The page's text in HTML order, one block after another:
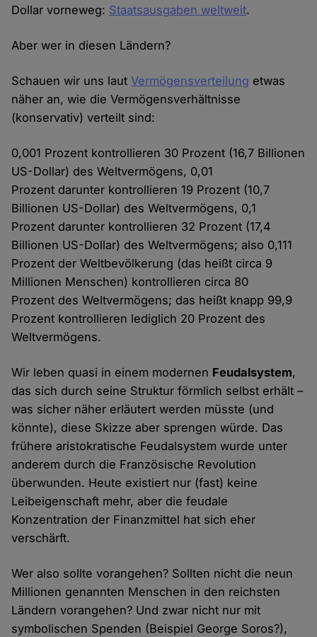
Dollar vorneweg: Staatsausgaben weltweit.
Aber wer in diesen Ländern?
Schauen wir uns lautVermögensverteilung etwas
näher an, wie die Vermögensverhältnisse
(konservativ) verteilt sind:
0,001 Prozent kontrollieren 30 Prozent (16,7 Billionen
US-Dollar) des Weltvermögens, 0,01
Prozent darunter kontrollieren 19 Prozent (10,7
Billionen US-Dollar) des Weltvermögens, 0,1
Prozent darunter kontrollieren 32 Prozent (17,4
Billionen US-Dollar) des Weltvermögens; also 0,111
Prozent der Weltbevölkerung (das heißt circa 9
Millionen Menschen) kontrollieren circa 80
Prozent des Weltvermögens; das heißt knapp 99,9
Prozent kontrollieren lediglich 20 Prozent des
Weltvermögens.
Wir leben quasi in einem modernen Feudalsystem,
das sich durch seine Struktur förmlich selbst erhält –
was sicher näher erläutert werden müsste (und
könnte), diese Skizze aber sprengen würde. Das
frühere aristokratische Feudalsystem wurde unter
anderem durch die Französische Revolution
überwunden. Heute existiert nur (fast) keine
Leibeigenschaft mehr, aber die feudale
Konzentration der Finanzmittel hat sich eher
verschärft.
Wer also sollte vorangehen? Sollten nicht die neun
Millionen genannten Menschen in den reichsten
Ländern vorangehen? Und zwar nicht nur mit
symbolischen Spenden (Beispiel George Soros?),